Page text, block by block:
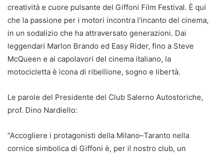
creatività e cuore pulsante del Giffoni Film Festival. È qui
che la passione per i motori incontra l’incanto del cinema,
in un sodalizio che ha attraversato generazioni. Dai
leggendari Marlon Brando ed Easy Rider, fino a Steve
McQueen e ai capolavori del cinema italiano, la
motocicletta è icona di ribellione, sogno e libertà.
Le parole del Presidente del Club Salerno Autostoriche,
prof. Dino Nardiello:
“Accogliere i protagonisti della Milano–Taranto nella
cornice simbolica di Giffoni è, per il nostro club, un